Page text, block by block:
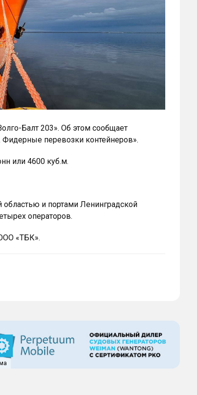
Балт 203». Об этом сообщает
перевозки контейнеров».
или 4600 куб.м.
и портами Ленинградской
операторов.
«ТБК».